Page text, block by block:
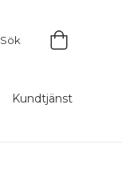
Sök
Kundtjänst